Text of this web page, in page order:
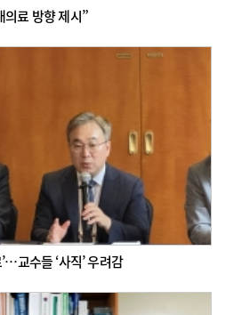
의료 방향 제시”
교수들 ‘사직’ 우려감